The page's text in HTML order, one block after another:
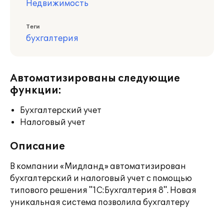
Недвижимость
Теги
бухгалтерия
Автоматизированы следующие
функции:
Бухгалтерский учет
Налоговый учет
Описание
В компании «Мидланд» автоматизирован
бухгалтерский и налоговый учет с помощью
типового решения "1С:Бухгалтерия 8". Новая
уникальная система позволила бухгалтеру